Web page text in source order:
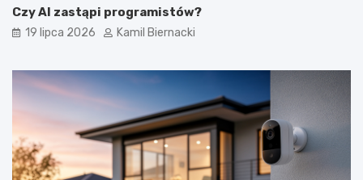
Czy AI zastąpi programistów?
19 lipca 2026 Kamil Biernacki